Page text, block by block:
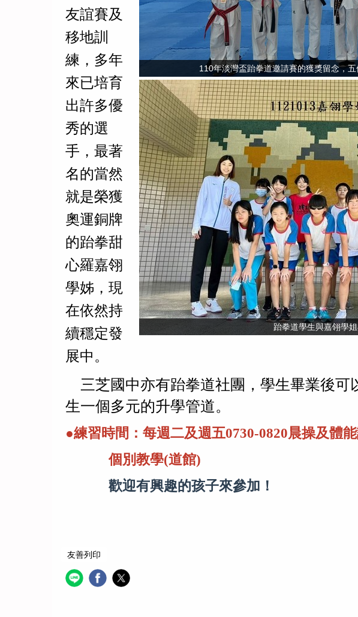
110年淡灣盃跆拳道邀請賽的獲獎留念，
跆拳道學生與嘉翎學
友誼賽及
移地訓
練 ，多年
來已培育
出許多優
秀的選
手，最著
名的當然
就是榮獲
奧運銅牌
的跆拳甜
心羅嘉翎
學姊，現
在依然持
續穩定發
展中。
三芝國中亦有跆拳道社團，學生畢業後
生一個多元的升學管道。
●練習時間：每週二及週五0730-0820晨操及體
個別教學(道館)
歡迎有興趣的孩子來參加！
友善列印